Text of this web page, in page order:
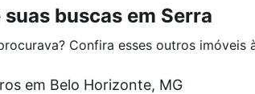
buscas em Serra
Confira esses outros imóveis
em Belo Horizonte, MG